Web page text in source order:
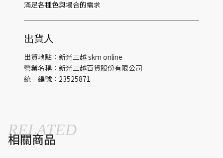
滿足各種色與場合的需求
出貨人
出貨地點：新光三越 skm online
營業名稱：新光三越百貨股份有限公司
統一編號：23525871
相關商品
RELATED